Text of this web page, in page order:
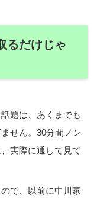
るだけじゃ
題は、あくまでも
せん。30分間ノン
実際に通しで見て
で、以前に中川家